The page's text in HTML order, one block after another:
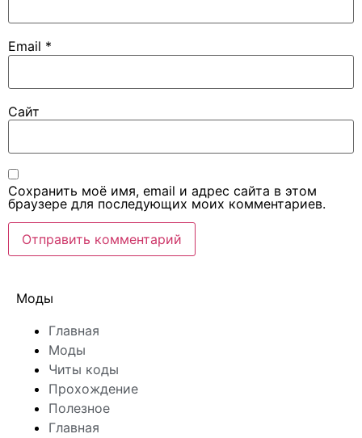
Email *
Сайт
Сохранить моё имя, email и адрес сайта в этом
браузере для последующих моих комментариев.
Моды
Главная
Моды
Читы коды
Прохождение
Полезное
Главная